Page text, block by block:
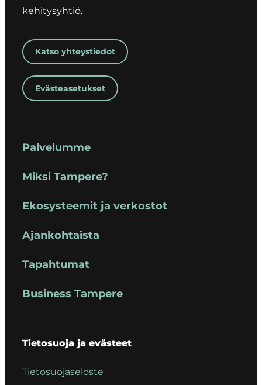
kehitysyhtiö.
Katso yhteystiedot
Evästeasetukset
Palvelumme
Miksi Tampere?
Ekosysteemit ja verkostot
Ajankohtaista
Tapahtumat
Business Tampere
Tietosuoja ja evästeet
Tietosuojaseloste